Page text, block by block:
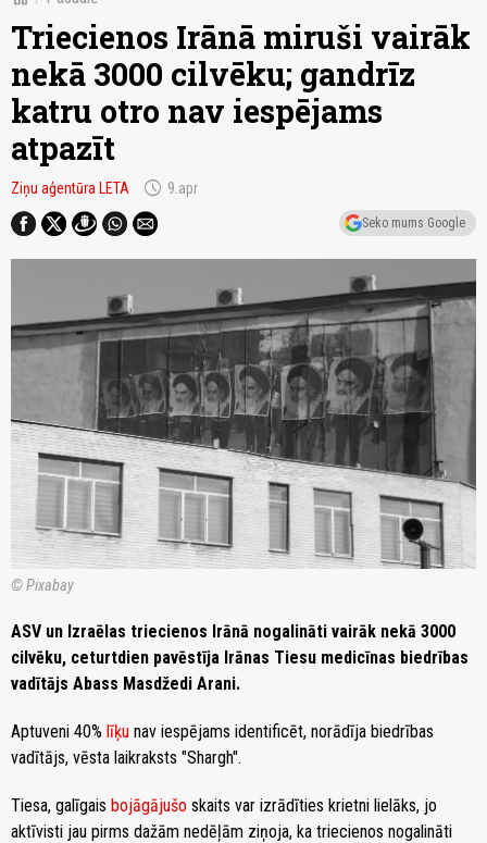
Triecienos Irānā miruši vairāk
nekā 3000 cilvēku; gandrīz
katru otro nav iespējams
atpazīt
Ziņu aģentūra LETA schedule 9.apr
Seko mums Google
© Pixabay
ASV un Izraēlas triecienos Irānā nogalināti vairāk nekā 3000
cilvēku, ceturtdien pavēstīja Irānas Tiesu medicīnas biedrības
vadītājs Abass Masdžedi Arani.
Aptuveni 40% līķu nav iespējams identificēt, norādīja biedrības
vadītājs, vēsta laikraksts "Shargh".
Tiesa, galīgais bojāgājušo skaits var izrādīties krietni lielāks, jo
aktīvisti jau pirms dažām nedēļām ziņoja, ka triecienos nogalināti